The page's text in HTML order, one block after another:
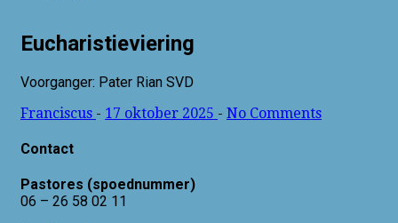
Eucharistieviering
Voorganger: Pater Rian SVD
Franciscus - 17 oktober 2025 - No Comments
Contact
Pastores (spoednummer)
06 – 26 58 02 11